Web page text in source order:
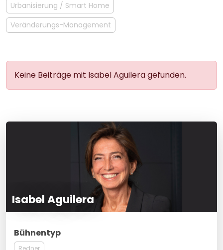
Urbanisierung / Smart Home
Veränderungs-Management
Keine Beiträge mit Isabel Aguilera gefunden.
Isabel Aguilera
Bühnentyp
Redner